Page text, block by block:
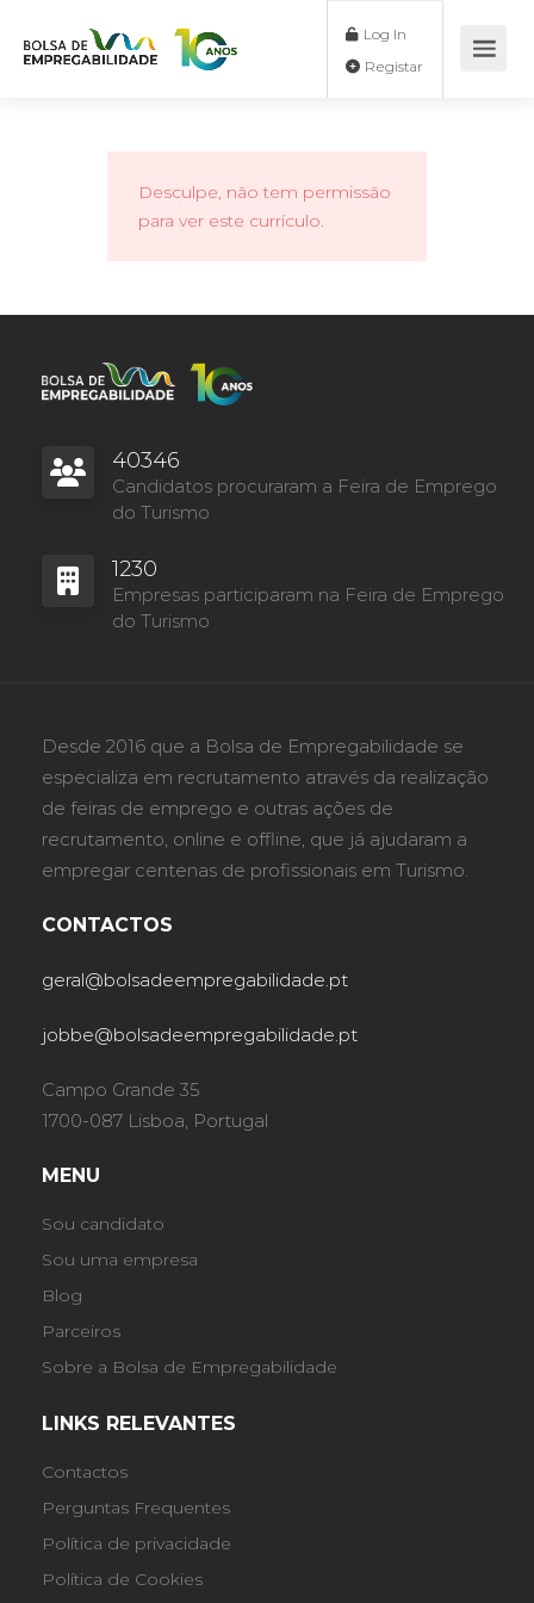
Log In
Desculpe, não tem permissão
para ver este currículo.
40346
Candidatos procuraram a Feira de Emprego
do Turismo
1230
Empresas participaram na Feira de Emprego
do Turismo
Desde 2016 que a Bolsa de Empregabilidade se
especializa em recrutamento através da realização
de feiras de emprego e outras ações de
recrutamento, online e offline, que já ajudaram a
empregar centenas de profissionais em Turismo.
CONTACTOS
geral@bolsadeempregabilidade.pt
jobbe@bolsadeempregabilidade.pt
Campo Grande 35
1700-087 Lisboa, Portugal
MENU
Sou candidato
Sou uma empresa
Blog
Parceiros
Sobre a Bolsa de Empregabilidade
LINKS RELEVANTES
Contactos
Perguntas Frequentes
Política de privacidade
Política de Cookies